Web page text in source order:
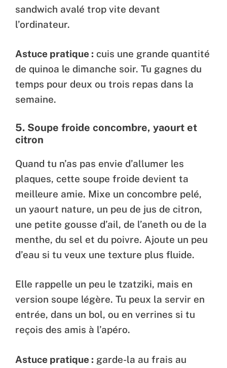
sandwich avalé trop vite devant
l’ordinateur.
Astuce pratique : cuis une grande quantité
de quinoa le dimanche soir. Tu gagnes du
temps pour deux ou trois repas dans la
semaine.
5. Soupe froide concombre, yaourt et
citron
Quand tu n’as pas envie d’allumer les
plaques, cette soupe froide devient ta
meilleure amie. Mixe un concombre pelé,
un yaourt nature, un peu de jus de citron,
une petite gousse d’ail, de l’aneth ou de la
menthe, du sel et du poivre. Ajoute un peu
d’eau si tu veux une texture plus fluide.
Elle rappelle un peu le tzatziki, mais en
version soupe légère. Tu peux la servir en
entrée, dans un bol, ou en verrines si tu
reçois des amis à l’apéro.
Astuce pratique : garde-la au frais au